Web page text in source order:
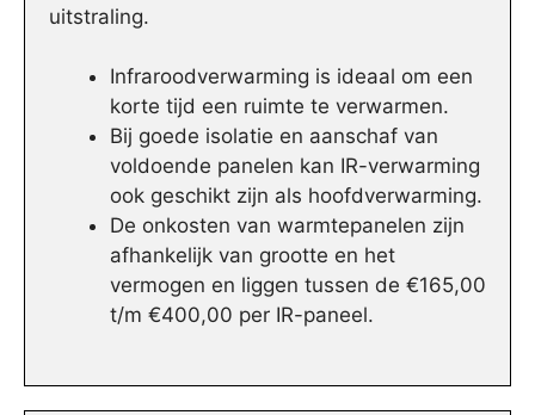
uitstraling.
Infraroodverwarming is ideaal om een
korte tijd een ruimte te verwarmen.
Bij goede isolatie en aanschaf van
voldoende panelen kan IR-verwarming
ook geschikt zijn als hoofdverwarming.
De onkosten van warmtepanelen zijn
afhankelijk van grootte en het
vermogen en liggen tussen de €165,00
t/m €400,00 per IR-paneel.